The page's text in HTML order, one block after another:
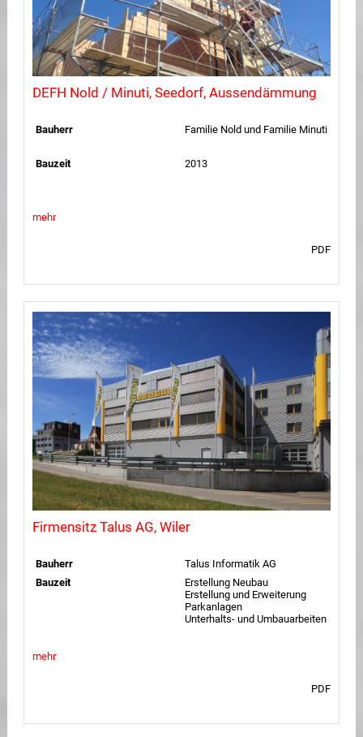
DEFH Nold / Minuti, Seedorf, Aussendämmung
Bauherr Familie Nold und Familie Minuti
Bauzeit 2013
mehr
PDF
Firmensitz Talus AG, Wiler
Bauherr
Talus Informatik AG
Bauzeit
Erstellung Neubau
Erstellung und Erweiterung
Parkanlagen
Unterhalts- und Umbauarbeiten
mehr
PDF